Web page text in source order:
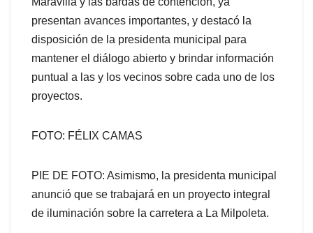
presentan avances importantes, y destacó la
disposición de la presidenta municipal para
mantener el diálogo abierto y brindar información
puntual a las y los vecinos sobre cada uno de los
proyectos.
FOTO: FÉLIX CAMAS
PIE DE FOTO: Asimismo, la presidenta municipal
anunció que se trabajará en un proyecto integral
de iluminación sobre la carretera a La Milpoleta.